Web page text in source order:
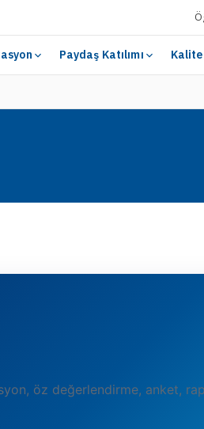
Paydaş Katılımı
öz değerlendirme, anket,